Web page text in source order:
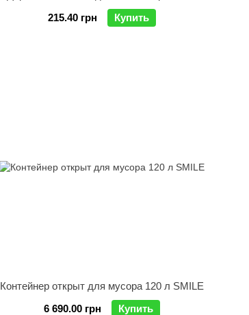
215.40 грн
Купить
Контейнер открыт для мусора 120 л SMILE
6 690.00 грн
Купить